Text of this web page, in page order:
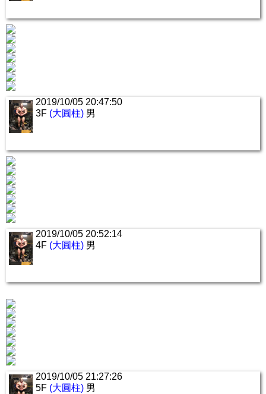
2019/10/05 20:47:50
3F (大圓柱) 男
2019/10/05 20:52:14
4F (大圓柱) 男
2019/10/05 21:27:26
5F (大圓柱) 男